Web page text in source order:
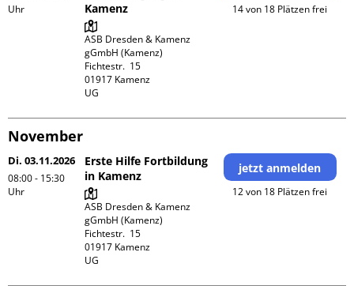
Uhr
Kamenz
ASB Dresden & Kamenz
gGmbH (Kamenz)
Fichtestr.  15
01917 Kamenz
UG
14 von 18 Plätzen frei
November
Di. 03.11.2026
08:00 - 15:30
Uhr
Erste Hilfe Fortbildung
in Kamenz
ASB Dresden & Kamenz
gGmbH (Kamenz)
Fichtestr.  15
01917 Kamenz
UG
jetzt anmelden
12 von 18 Plätzen frei